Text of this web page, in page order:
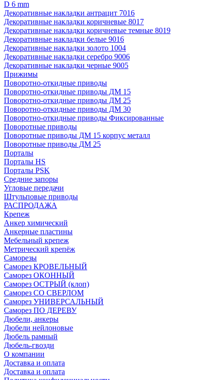
D 6 mm
Декоративные накладки антрацит 7016
Декоративные накладки коричневые 8017
Декоративные накладки коричневые темные 8019
Декоративные накладки белые 9016
Декоративные накладки золото 1004
Декоративные накладки серебро 9006
Декоративные накладки черные 9005
Прижимы
Поворотно-откидные приводы
Поворотно-откидные приводы ДМ 15
Поворотно-откидные приводы ДМ 25
Поворотно-откидные приводы ДМ 30
Поворотно-откидные приводы Фиксированные
Поворотные приводы
Поворотные приводы ДМ 15 корпус металл
Поворотные приводы ДМ 25
Порталы
Порталы HS
Порталы PSK
Средние запоры
Угловые передачи
Штульповые приводы
РАСПРОДАЖА
Крепеж
Анкер химический
Анкерные пластины
Мебельный крепеж
Метрический крепёж
Саморезы
Саморез КРОВЕЛЬНЫЙ
Саморез ОКОННЫЙ
Саморез ОСТРЫЙ (клоп)
Саморез СО СВЕРЛОМ
Саморез УНИВЕРСАЛЬНЫЙ
Саморез ПО ДЕРЕВУ
Дюбели, анкеры
Дюбели нейлоновые
Дюбель рамный
Дюбель-гвозди
О компании
Доставка и оплата
Доставка и оплата